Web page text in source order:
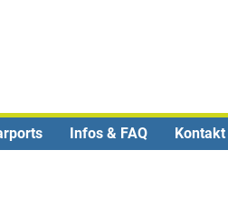
Infos & FAQ Kontakt